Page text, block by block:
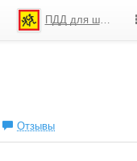
ПДД для школьников
Отзывы